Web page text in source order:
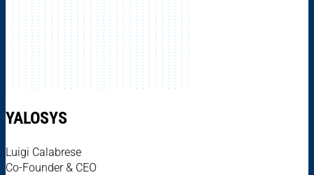
YALOSYS
Luigi Calabrese
Co-Founder & CEO